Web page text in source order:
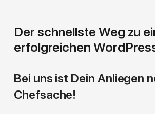
Der schnellste Weg zu
erfolgreichen
Bei uns ist Dein Anliegen
Chefsache!